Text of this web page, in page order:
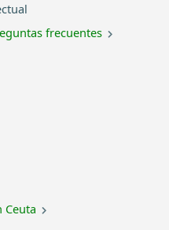
frecuentes
Ceuta